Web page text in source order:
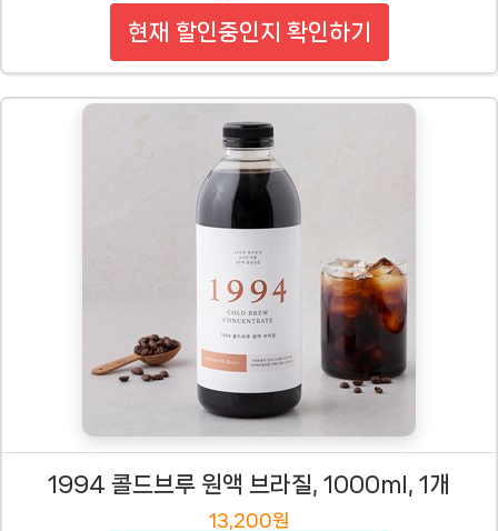
현재 할인중인지 확인하기
1994 콜드브루 원액 브라질, 1000ml, 1개
13,200원